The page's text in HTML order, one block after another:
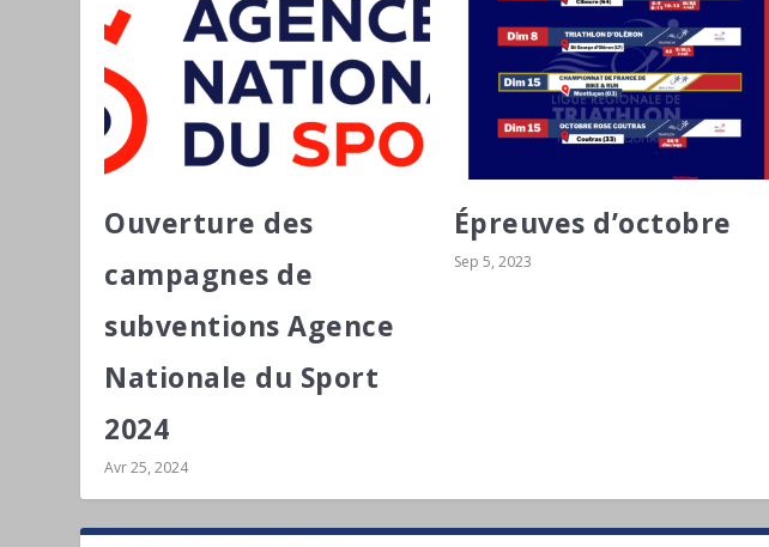
Ouverture des
campagnes de
subventions Agence
Nationale du Sport
2024
Avr 25, 2024
Épreuves d’octobre
Sep 5, 2023